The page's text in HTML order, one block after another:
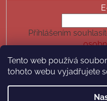
Tento web používá
tohoto webu vyjadřujete
Přihlášením